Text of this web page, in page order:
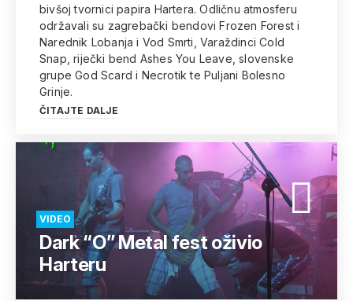
bivšoj tvornici papira Hartera. Odličnu atmosferu
održavali su zagrebački bendovi Frozen Forest i
Narednik Lobanja i Vod Smrti, Varaždinci Cold
Snap, riječki bend Ashes You Leave, slovenske
grupe God Scard i Necrotik te Puljani Bolesno
Grinje.
ČITAJTE DALJE
VIDEO
Dark “O” Metal fest oživio
Harteru